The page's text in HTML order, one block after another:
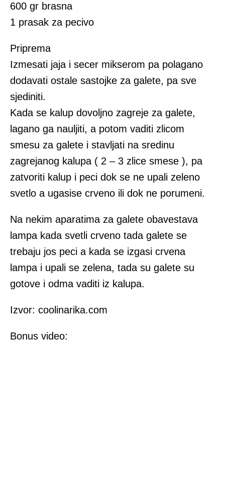
600 gr brasna
1 prasak za pecivo
Priprema
Izmesati jaja i secer mikserom pa polagano
dodavati ostale sastojke za galete, pa sve
sjediniti.
Kada se kalup dovoljno zagreje za galete,
lagano ga nauljiti, a potom vaditi zlicom
smesu za galete i stavljati na sredinu
zagrejanog kalupa ( 2 – 3 zlice smese ), pa
zatvoriti kalup i peci dok se ne upali zeleno
svetlo a ugasise crveno ili dok ne porumeni.
Na nekim aparatima za galete obavestava
lampa kada svetli crveno tada galete se
trebaju jos peci a kada se izgasi crvena
lampa i upali se zelena, tada su galete su
gotove i odma vaditi iz kalupa.
Izvor: coolinarika.com
Bonus video: